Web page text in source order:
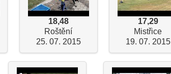
18,48
Roštění
25. 07. 2015
17,29
Mistřice
19. 07. 2015